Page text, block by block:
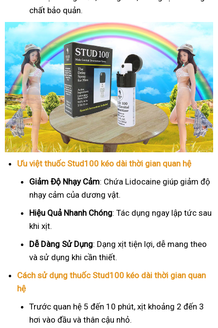
chất bảo quản.
Ưu việt thuốc Stud100 kéo dài thời gian quan hệ
Giảm Độ Nhạy Cảm: Chứa Lidocaine giúp giảm độ
nhạy cảm của dương vật.
Hiệu Quả Nhanh Chóng: Tác dụng ngay lập tức sau
khi xịt.
Dễ Dàng Sử Dụng: Dạng xịt tiện lợi, dễ mang theo
và sử dụng khi cần thiết.
Cách sử dụng thuốc Stud100 kéo dài thời gian quan
hệ
Trước quan hệ 5 đến 10 phút, xịt khoảng 2 đến 3
hơi vào đầu và thân cậu nhỏ.